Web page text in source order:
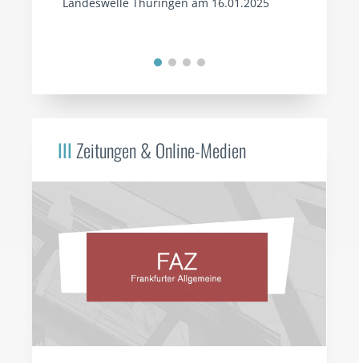
IIIZeitungen & Online-Medien